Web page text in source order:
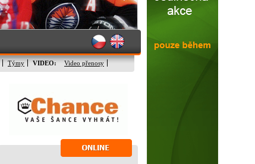
Týmy VIDEO: Video přenosy